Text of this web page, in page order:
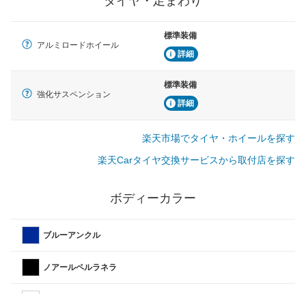
アルミロードホイール
標準装備
詳細
強化サスペンション
標準装備
詳細
楽天市場でタイヤ・ホイールを探す
楽天Carタイヤ交換サービスから取付店を探す
ボディーカラー
ブルーアンクル
ノアールペルラネラ